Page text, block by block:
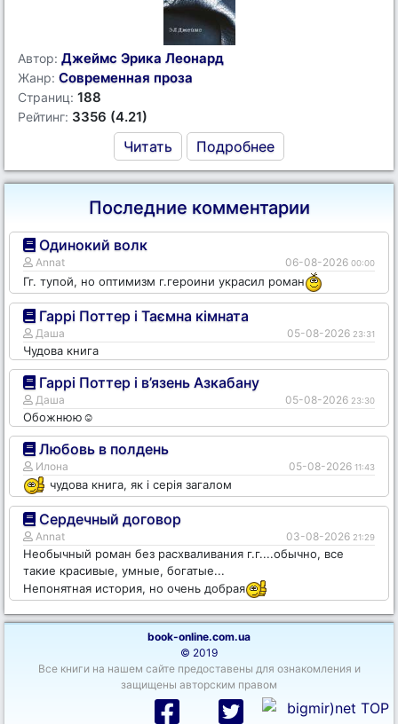
Автор: Джеймс Эрика Леонард
Жанр: Современная проза
Страниц: 188
Рейтинг: 3356 (4.21)
Читать Подробнее
Последние комментарии
Одинокий волк
Annat 06-08-2026 00:00
Гг. тупой, но оптимизм г.героини украсил роман
Гаррі Поттер і Таємна кімната
Даша 05-08-2026 23:31
Чудова книга
Гаррі Поттер і в’язень Азкабану
Даша 05-08-2026 23:30
Обожнюю☺️
Любовь в полдень
Илона 05-08-2026 11:43
чудова книга, як і серія загалом
Сердечный договор
Annat 03-08-2026 21:29
Необычный роман без расхваливания г.г....обычно, все
такие красивые, умные, богатые...
Непонятная история, но очень добрая
book-online.com.ua
© 2019
Все книги на нашем сайте предоставены для ознакомления и
защищены авторским правом